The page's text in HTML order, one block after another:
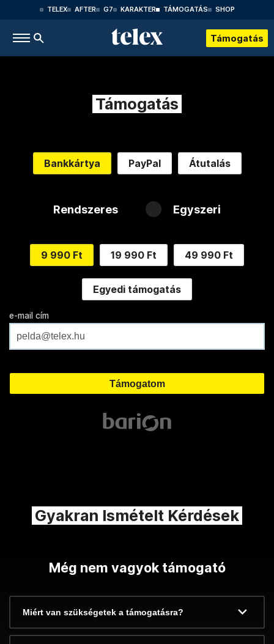
TELEX AFTER G7 KARAKTER TÁMOGATÁS SHOP
Támogatás
Támogatás
Bankkártya PayPal Átutalás
Rendszeres Egyszeri
9 990 Ft 19 990 Ft 49 990 Ft
Egyedi támogatás
e-mail cím
Gyakran Ismételt Kérdések
Még nem vagyok támogató
Miért van szükségetek a támogatásra?